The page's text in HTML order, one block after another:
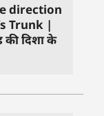
direction
Trunk |
दिशा के